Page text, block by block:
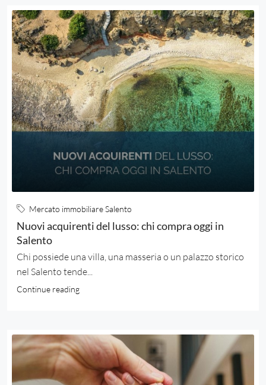
Mercato immobiliare Salento
Nuovi acquirenti del lusso: chi compra oggi in
Salento
Chi possiede una villa, una masseria o un palazzo storico
nel Salento tende...
Continue reading